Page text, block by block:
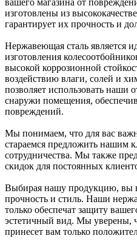
изготовлены из
гарантирует их прочность и
Нержавеющая сталь является
изготовления
высокой коррозионной
воздействию влаги, солей и
позволяет использовать наши
снаружи помещения,
повреждений.
Мы понимаем, что для вас
стараемся предложить нашим
сотрудничества. Мы также
скидок для постоянных
Выбирая нашу продукцию, вы
прочность и стиль. Наши
только обеспечат защиту
эстетичный вид. Мы уверены,
принесет вам только